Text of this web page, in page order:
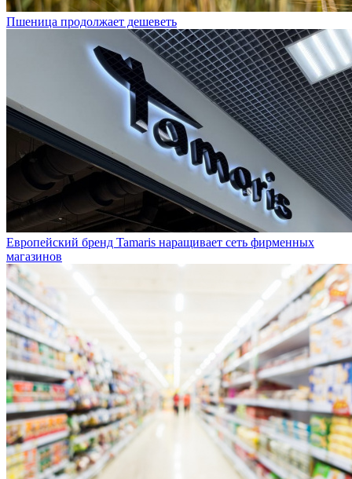
Пшеница продолжает дешеветь
Европейский бренд Tamaris наращивает сеть фирменных
магазинов